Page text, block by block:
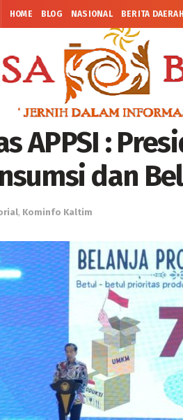
HOME BLOG NASIONAL BERITA DAERAH
APPSI :
dan
, Kominfo Kaltim